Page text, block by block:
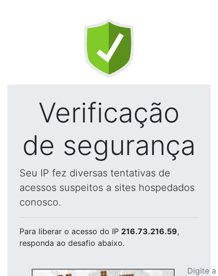
Verificação
de segurança
Seu IP fez diversas tentativas de
acessos suspeitos a sites hospedados
conosco.
Para liberar o acesso do IP 216.73.216.59,
responda ao desafio abaixo.
Digite